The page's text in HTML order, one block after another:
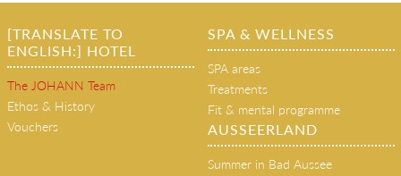
[TRANSLATE TO
ENGLISH:] HOTEL
The JOHANN Team
Ethos & History
Vouchers
SPA & WELLNESS
SPA areas
Treatments
Fit & mental programme
AUSSEERLAND
Summer in Bad Aussee